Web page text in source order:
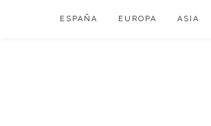
ESPAÑA EUROPA ASIA